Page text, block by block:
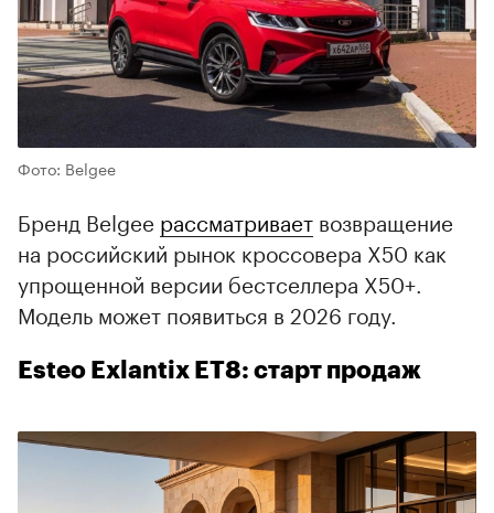
00:00 / 00:00
Фото: Belgee
Бренд Belgee рассматривает возвращение
на российский рынок кроссовера X50 как
упрощенной версии бестселлера X50+.
Модель может появиться в 2026 году.
Esteo Exlantix ET8: старт продаж